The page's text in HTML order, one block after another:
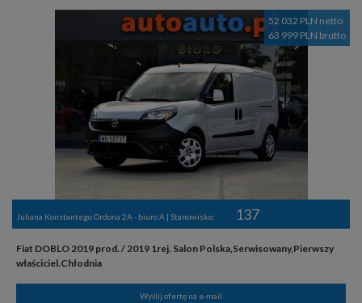
52 032 PLN netto
63 999 PLN brutto
Juliana Konstantego Ordona 2A - biuro A | Stanowisko: 137
Fiat DOBLO 2019 prod. / 2019 1rej. Salon Polska,Serwisowany,Pierwszy
właściciel.Chłodnia
Wyślij ofertę na e-mail